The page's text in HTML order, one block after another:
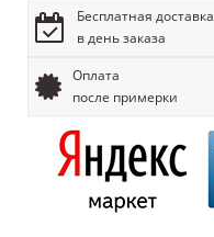
Бесплатная доставка
в день заказа
Оплата
после примерки